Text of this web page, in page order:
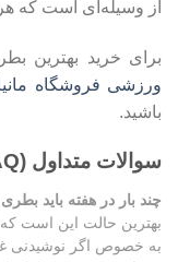
از وسیله‌ای است که
برای خرید بهترین
ورزشی فروشگاه
باشید.
سوالات متداول (FAQ)
چند بار در هفته باید
بهترین حالت این است
به خصوص اگر نوشیدنی